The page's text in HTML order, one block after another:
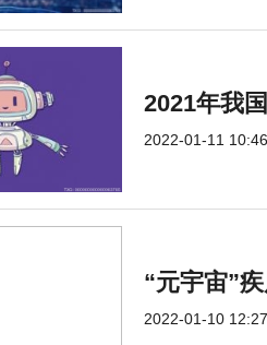
2021年我
2022-01-11
“元宇宙”
2022-01-10